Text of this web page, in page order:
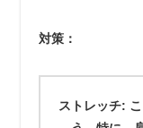
対策：
ストレッチ: